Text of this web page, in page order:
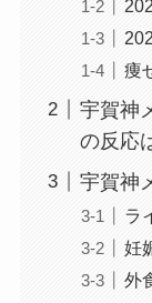
痩
宇賀神
の反応
宇賀神
ラ
妊
外